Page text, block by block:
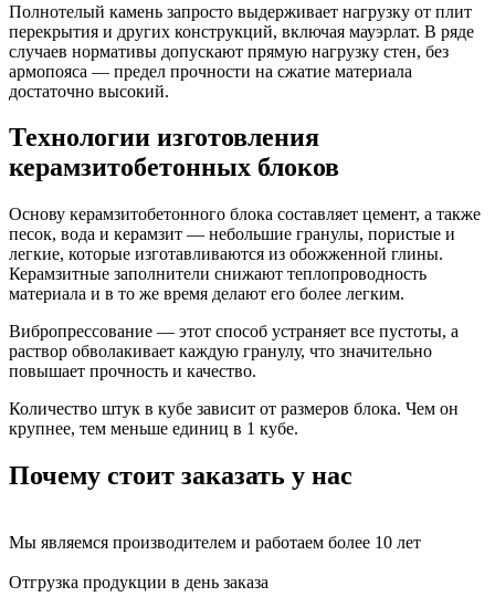
Полнотелый камень запросто выдерживает нагрузку от плит
перекрытия и других конструкций, включая мауэрлат. В ряде
случаев нормативы допускают прямую нагрузку стен, без
армопояса — предел прочности на сжатие материала
достаточно высокий.
Технологии изготовления
керамзитобетонных блоков
Основу керамзитобетонного блока составляет цемент, а также
песок, вода и керамзит — небольшие гранулы, пористые и
легкие, которые изготавливаются из обожженной глины.
Керамзитные заполнители снижают теплопроводность
материала и в то же время делают его более легким.
Вибропрессование — этот способ устраняет все пустоты, а
раствор обволакивает каждую гранулу, что значительно
повышает прочность и качество.
Количество штук в кубе зависит от размеров блока. Чем он
крупнее, тем меньше единиц в 1 кубе.
Почему стоит заказать у нас
Мы являемся производителем и работаем более 10 лет
Отгрузка продукции в день заказа